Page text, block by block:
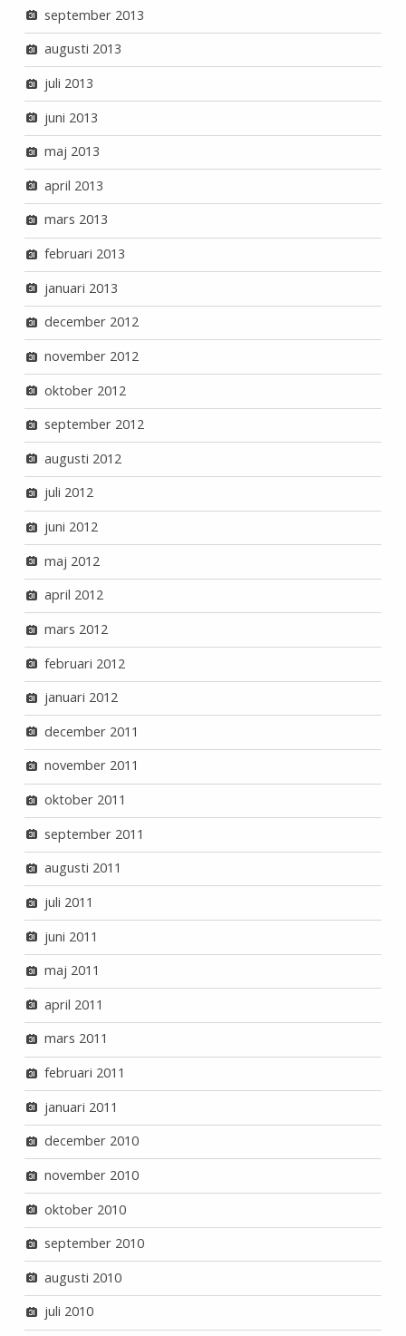
september 2013
augusti 2013
juli 2013
juni 2013
maj 2013
april 2013
mars 2013
februari 2013
januari 2013
december 2012
november 2012
oktober 2012
september 2012
augusti 2012
juli 2012
juni 2012
maj 2012
april 2012
mars 2012
februari 2012
januari 2012
december 2011
november 2011
oktober 2011
september 2011
augusti 2011
juli 2011
juni 2011
maj 2011
april 2011
mars 2011
februari 2011
januari 2011
december 2010
november 2010
oktober 2010
september 2010
augusti 2010
juli 2010